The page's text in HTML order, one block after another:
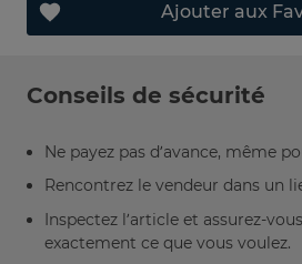
Ajouter aux
Conseils de sécurité
Ne payez pas d’avance, même
Rencontrez le vendeur dans un
Inspectez l’article et assurez-
exactement ce que vous voulez.